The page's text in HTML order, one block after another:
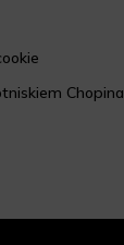
Chopina